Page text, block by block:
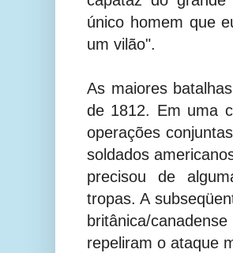
único homem que
um vilão".
As maiores
de 1812. Em uma
operações
soldados
precisou de
tropas. A
britânica/
repeliram o ataque